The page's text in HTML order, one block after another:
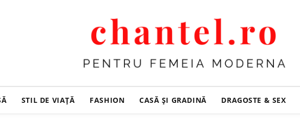
STIL DE VIAȚĂ FASHION CASĂ ŞI GRADINĂ DRAGOSTE & SEX